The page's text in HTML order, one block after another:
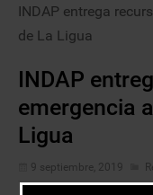
INDAP entrega
de La Ligua
INDAP
emergencia
Ligua
9 septiembre, 2019